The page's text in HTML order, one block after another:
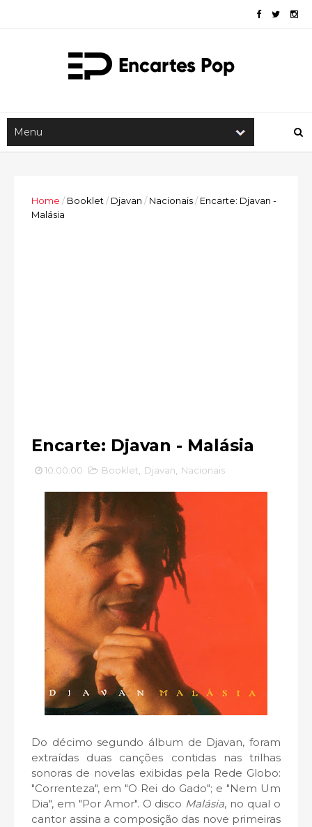
Home / Booklet / Djavan / Nacionais/ Encarte: Djavan -
Malásia
Encarte: Djavan - Malásia
10:00:00 Booklet Djavan Nacionais
Do décimo segundo álbum de Djavan, foram
extraídas duas canções contidas nas trilhas
sonoras de novelas exibidas pela Rede Globo:
"Correnteza", em "O Rei do Gado"; e "Nem Um
Dia", em "Por Amor". O disco Malásia, no qual o
cantor assina a composição das nove primeiras